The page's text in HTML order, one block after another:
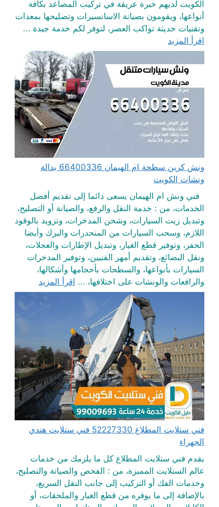
الكويت لديهم خبرة عريقة في تركيب المصاعد بكافة
أنواعها، ويقومون بصيانة الاسانسيرات وتصليحها بمعدات
وتقنيات حديثة تواكب العصر، لنوفر لكم خدمة جيدة ...
اقرأ المزيد
ونش كرين سطحة ام الهيمان 66400336 بدالة
ونشات الكويت
فني ونش ام الهيمان يسعى دائما إلى تقديم أفضل
الخدمات، من : خدمة النقل والرفع، والصيانة أو التصليح،
وتبديل زيت السيارات، وشحن المدخرات، وتزويد بالوقود
اللازم، وسحب السيارات من المنحدرات والبرك وأيضا
الحفر، وتوفير قطع الغيار، وتبديل الإطارات والعجلات،
ونقل البضائع، وتقديم أمهر الفنيين، وتوفير المدخرات
السيارات بأنواعها، والسطحات بأحجامها وأشكالها،
والرافعات والونشات على اختلافها، ... اقرأ المزيد
فني ستلايت المطلاع 52227330 فني ستلايت هندي
الجهراء
يقدم فني ستلايت المطلاع كل ما يلزمك من خدمات
عالم الستلايت المميزة، من : الفحص والصيانة والتصليح،
وخدمات الفك أو التركيب إلى جانب النقل السريع،
بالإضافة إلى ما يوفره من قطع الغيار والملحقات، أو